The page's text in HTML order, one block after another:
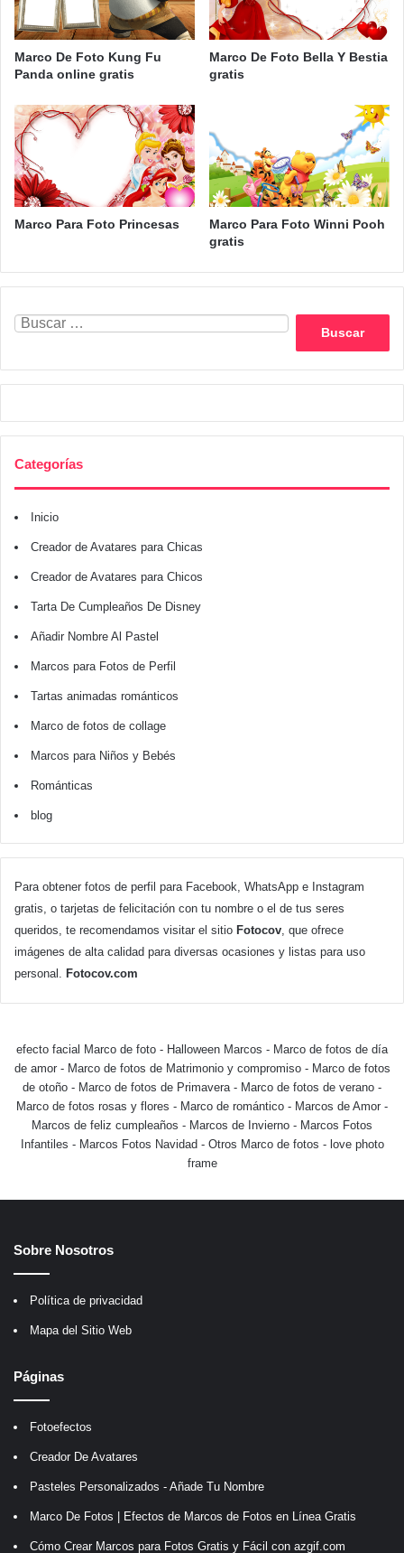
Marco De Foto Kung Fu
Panda online gratis
Marco De Foto Bella Y Bestia
gratis
Marco Para Foto Princesas
Marco Para Foto Winni Pooh
gratis
Categorías
Inicio
Creador de Avatares para Chicas
Creador de Avatares para Chicos
Tarta De Cumpleaños De Disney
Añadir Nombre Al Pastel
Marcos para Fotos de Perfil
Tartas animadas románticos
Marco de fotos de collage
Marcos para Niños y Bebés
Románticas
blog
Para obtener fotos de perfil para Facebook, WhatsApp e Instagram
gratis, o tarjetas de felicitación con tu nombre o el de tus seres
queridos, te recomendamos visitar el sitio Fotocov , que ofrece
imágenes de alta calidad para diversas ocasiones y listas para uso
personal. Fotocov.com
efecto facial Marco de foto - Halloween Marcos - Marco de fotos de día
de amor- Marco de fotos de Matrimonio y compromiso- Marco de fotos
de otoño - Marco de fotos de Primavera - Marco de fotos de verano -
Marco de fotos rosas y flores - Marco de romántico - Marcos de Amor -
Marcos de feliz cumpleaños - Marcos de Invierno - Marcos Fotos
Infantiles - Marcos Fotos Navidad- Otros Marco de fotos - love photo
frame
Sobre Nosotros
Política de privacidad
Mapa del Sitio Web
Páginas
Fotoefectos
Creador De Avatares
Pasteles Personalizados - Añade Tu Nombre
Marco De Fotos | Efectos de Marcos de Fotos en Línea Gratis
Cómo Crear Marcos para Fotos Gratis y Fácil con azgif.com